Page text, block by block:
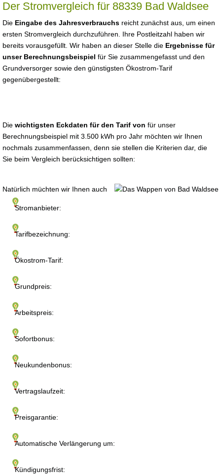
Der Stromvergleich für 88339 Bad Waldsee
Die Eingabe des Jahresverbrauchs reicht zunächst aus, um einen
ersten Stromvergleich durchzuführen. Ihre Postleitzahl haben wir
bereits vorausgefüllt. Wir haben an dieser Stelle die Ergebnisse für
unser Berechnungsbeispiel für Sie zusammengefasst und den
Grundversorger sowie den günstigsten Ökostrom-Tarif
gegenübergestellt:
Die wichtigsten Eckdaten für den Tarif von für unser
Berechnungsbeispiel mit 3.500 kWh pro Jahr möchten wir Ihnen
nochmals zusammenfassen, denn sie stellen die Kriterien dar, die
Sie beim Vergleich berücksichtigen sollten:
Stromanbieter:
Tarifbezeichnung:
Ökostrom-Tarif:
Grundpreis:
Arbeitspreis:
Sofortbonus:
Neukundenbonus:
Vertragslaufzeit:
Preisgarantie:
Automatische Verlängerung um:
Kündigungsfrist:
Natürlich müchten wir Ihnen auch